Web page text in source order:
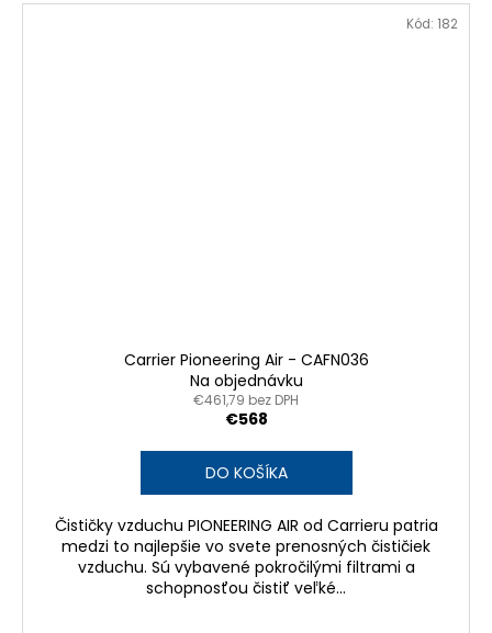
Carrier Pioneering Air - CAFN036
Na objednávku
€461,79 bez DPH
€568
DO KOŠÍKA
Čističky vzduchu PIONEERING AIR od Carrieru patria
medzi to najlepšie vo svete prenosných čističiek
vzduchu. Sú vybavené pokročilými filtrami a
schopnosťou čistiť veľké...
Kód: 182